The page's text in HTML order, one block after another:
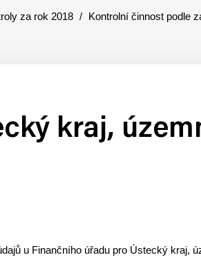
za rok 2018
Kontrolní činnost podle
kraj,
u Finančního úřadu pro Ústecký kraj,